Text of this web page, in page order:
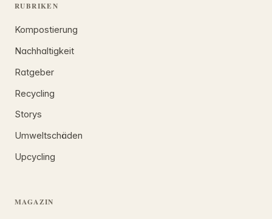
RUBRIKEN
Kompostierung
Nachhaltigkeit
Ratgeber
Recycling
Storys
Umweltschäden
Upcycling
MAGAZIN